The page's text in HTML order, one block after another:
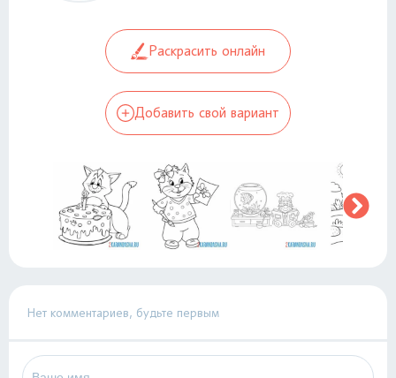
Раскрасить онлайн
Добавить свой вариант
Нет комментариев, будьте первым